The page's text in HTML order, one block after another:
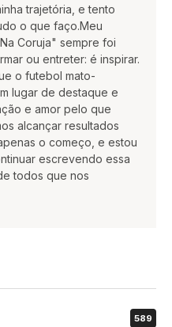
trajetória, e tento
o que faço.Meu
Coruja" sempre foi
ou entreter: é inspirar.
o futebol mato-
lugar de destaque e
e amor pelo que
alcançar resultados
o começo, e estou
escrevendo essa
todos que nos
589